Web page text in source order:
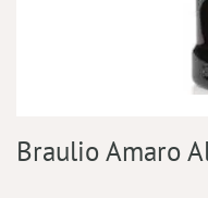
Anfang
Braulio Amaro